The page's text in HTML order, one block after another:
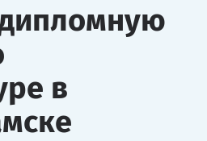
в